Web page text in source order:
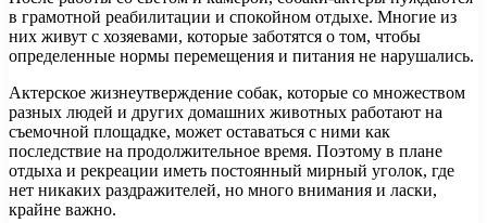
в грамотной реабилитации и спокойном отдыхе. Многие из
них живут с хозяевами, которые заботятся о том, чтобы
определенные нормы перемещения и питания не нарушались.
Актерское жизнеутверждение собак, которые со множеством
разных людей и других домашних животных работают на
съемочной площадке, может оставаться с ними как
последствие на продолжительное время. Поэтому в плане
отдыха и рекреации иметь постоянный мирный уголок, где
нет никаких раздражителей, но много внимания и ласки,
крайне важно.